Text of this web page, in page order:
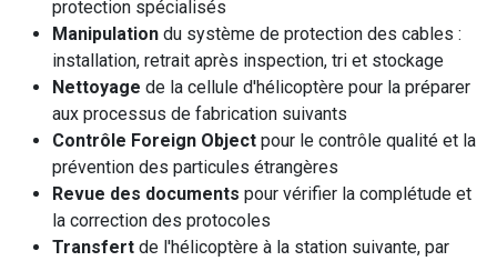
protection spécialisés
Manipulation du système de protection des cables :
installation, retrait après inspection, tri et stockage
Nettoyage de la cellule d'hélicoptère pour la préparer
aux processus de fabrication suivants
Contrôle Foreign Object pour le contrôle qualité et la
prévention des particules étrangères
Revue des documents pour vérifier la complétude et
la correction des protocoles
Transfert de l'hélicoptère à la station suivante, par